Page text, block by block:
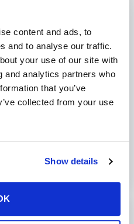
content and ads, to
and to analyse our traffic.
your use of our site with
and analytics partners who
that you’ve
collected from your use
Show details
nuttig?
Ja